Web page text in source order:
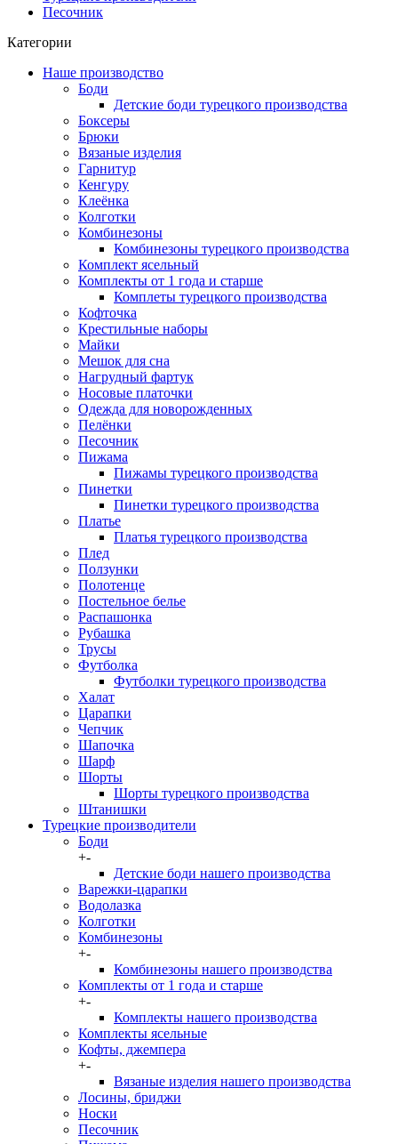
Песочник
Категории
Наше производство
Боди
Детские боди турецкого производства
Боксеры
Брюки
Вязаные изделия
Гарнитур
Кенгуру
Клеёнка
Колготки
Комбинезоны
Комбинезоны турецкого производства
Комплект ясельный
Комплекты от 1 года и старше
Комплеты турецкого производства
Кофточка
Крестильные наборы
Майки
Мешок для сна
Нагрудный фартук
Носовые платочки
Одежда для новорожденных
Пелёнки
Песочник
Пижама
Пижамы турецкого производства
Пинетки
Пинетки турецкого производства
Платье
Платья турецкого производства
Плед
Ползунки
Полотенце
Постельное белье
Распашонка
Рубашка
Трусы
Футболка
Футболки турецкого производства
Халат
Царапки
Чепчик
Шапочка
Шарф
Шорты
Шорты турецкого производства
Штанишки
Турецкие производители
Боди
+-
Детские боди нашего производства
Варежки-царапки
Водолазка
Колготки
Комбинезоны
+-
Комбинезоны нашего производства
Комплекты от 1 года и старше
+-
Комплекты нашего производства
Комплекты ясельные
Кофты, джемпера
+-
Вязаные изделия нашего производства
Лосины, бриджи
Носки
Песочник